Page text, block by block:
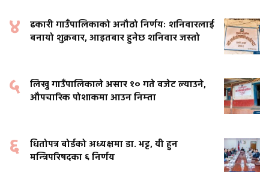
४
ढकारी गाउँपालिकाको अनौठो निर्णयः शनिवारलाई
बनायो शुक्रबार, आइतबार हुनेछ शनिवार जस्तो
५
लिखु गाउँपालिकाले असार १० गते बजेट ल्याउने,
औपचारिक पोशाकमा आउन निम्ता
६
धितोपत्र बोर्डको अध्यक्षमा डा. भट्ट, यी हुन
मन्त्रिपरिषदका ६ निर्णय